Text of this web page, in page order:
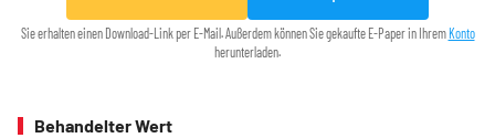
Sie erhalten einen Download-Link per E-Mail. Außerdem können Sie gekaufte E-Paper in Ihrem Konto
herunterladen.
Behandelter Wert